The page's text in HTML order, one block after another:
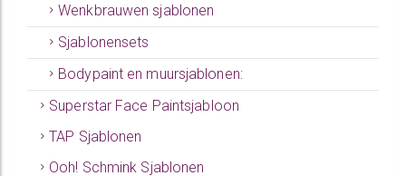
Wenkbrauwen sjablonen
Sjablonensets
Bodypaint en muursjablonen:
Superstar Face Paintsjabloon
TAP Sjablonen
Ooh! Schmink Sjablonen